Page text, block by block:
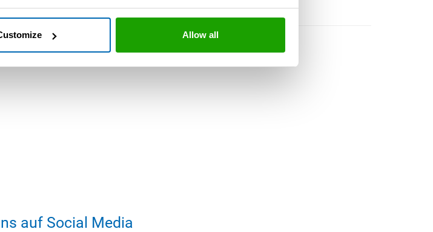
Allow all
auf Social Media